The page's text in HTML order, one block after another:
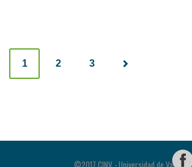
Posts
navigation
1 2 3
©2017 CINV - Universidad de